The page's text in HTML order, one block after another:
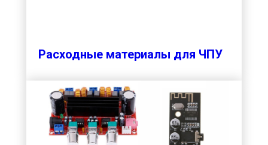
Расходные материалы для ЧПУ